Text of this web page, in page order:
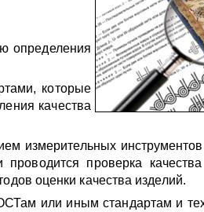
определения
которые
качества
измерительных
проверка
оценки качества изделий.
или иным стандартам и